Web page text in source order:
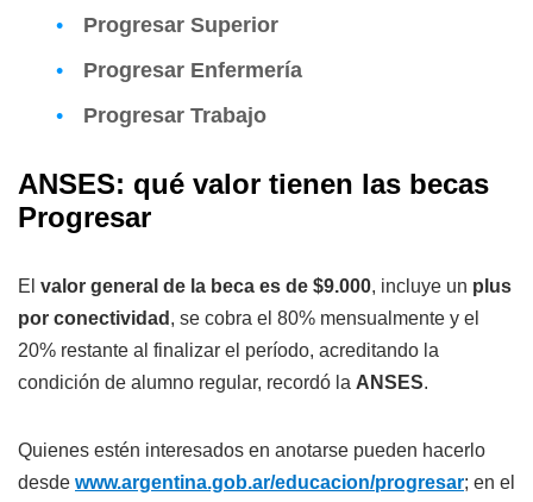
Progresar Superior
Progresar Enfermería
Progresar Trabajo
ANSES: qué valor tienen las becas
Progresar
El valor general de la beca es de $9.000, incluye un plus
por conectividad , se cobra el 80% mensualmente y el
20% restante al finalizar el período, acreditando la
condición de alumno regular, recordó la ANSES.
Quienes estén interesados en anotarse pueden hacerlo
desde www.argentina.gob.ar/educacion/progresar; en el